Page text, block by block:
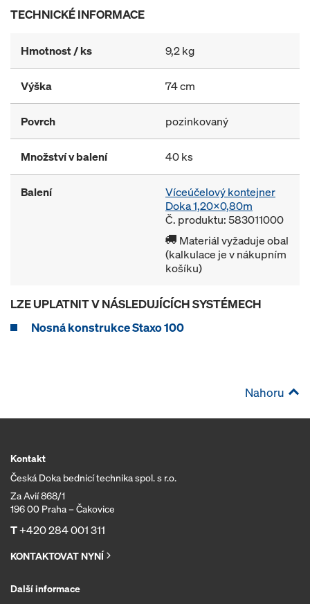
TECHNICKÉ INFORMACE
Hmotnost / ks 9,2 kg
Výška 74 cm
Povrch pozinkovaný
Množství v balení 40 ks
Balení
Víceúčelový kontejner
Doka 1,20x0,80m
Č. produktu: 583011000
Materiál vyžaduje obal
(kalkulace je v nákupním
košíku)
LZE UPLATNIT V NÁSLEDUJÍCÍCH SYSTÉMECH
Nosná konstrukce Staxo 100
Nahoru
Kontakt
Česká Doka bednicí technika spol. s r.o.
Za Avií 868/1
196 00 Praha – Čakovice
T+420 284 001 311
KONTAKTOVAT NYNÍ
Další informace